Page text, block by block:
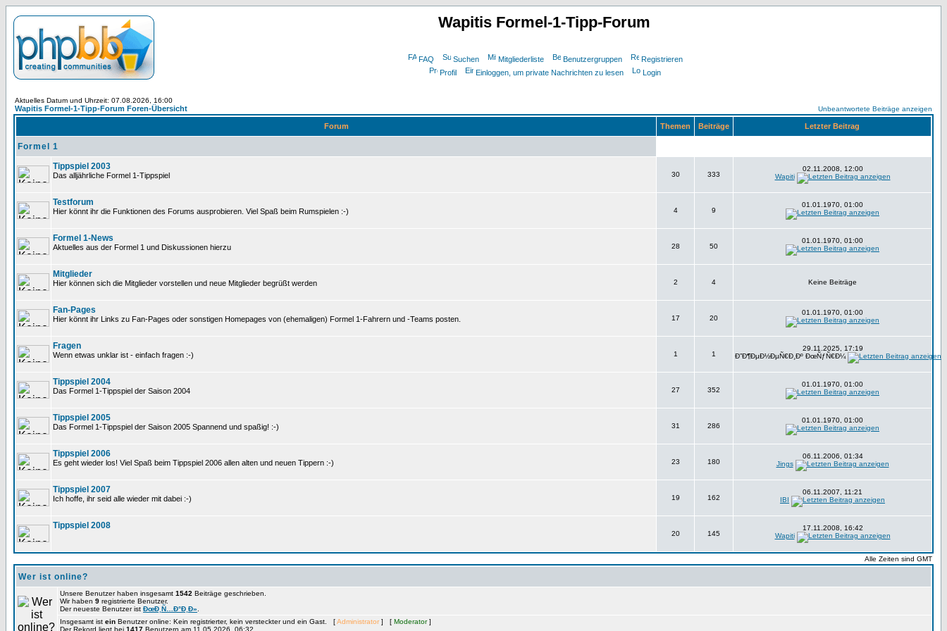
Wapitis Formel-1-Tipp-Forum
FAQ Suchen Mitgliederliste Benutzergruppen
Registrieren
Profil
Einloggen, um private Nachrichten zu lesen Login
Aktuelles Datum und Uhrzeit: 07.08.2026, 16:00
Wapitis Formel-1-Tipp-Forum Foren-Übersicht Unbeantwortete Beiträge anzeigen
Forum Themen Beiträge Letzter Beitrag
Formel 1
Tippspiel 2003
Das alljährliche Formel 1-Tippspiel 30 333
02.11.2008, 12:00
Wapiti
Testforum
Hier könnt ihr die Funktionen des Forums ausprobieren. Viel Spaß beim Rumspielen :-) 4 9
01.01.1970, 01:00
Formel 1-News
Aktuelles aus der Formel 1 und Diskussionen hierzu 28 50
01.01.1970, 01:00
Mitglieder
Hier können sich die Mitglieder vorstellen und neue Mitglieder begrüßt werden 2 4 Keine Beiträge
Fan-Pages
Hier könnt ihr Links zu Fan-Pages oder sonstigen Homepages von (ehemaligen) Formel 1-Fahrern und -Teams posten. 17 20
01.01.1970, 01:00
Fragen
Wenn etwas unklar ist - einfach fragen :-) 1 1
29.11.2025, 17:19
Ð”Ð¶ÐµÐ½ÐµÑ€Ð¸Ðº ÐœÑƒÑ€Ð¼
Tippspiel 2004
Das Formel 1-Tippspiel der Saison 2004 27 352
01.01.1970, 01:00
Tippspiel 2005
Das Formel 1-Tippspiel der Saison 2005 Spannend und spaßig! :-) 31 286
01.01.1970, 01:00
Tippspiel 2006
Es geht wieder los! Viel Spaß beim Tippspiel 2006 allen alten und neuen Tippern :-) 23 180
06.11.2006, 01:34
Jings
Tippspiel 2007
Ich hoffe, ihr seid alle wieder mit dabei :-) 19 162
06.11.2007, 11:21
IBI
Tippspiel 2008
20 145
17.11.2008, 16:42
Wapiti
Alle Zeiten sind GMT
Wer ist online?
Unsere Benutzer haben insgesamt 1542 Beiträge geschrieben.
Wir haben 9 registrierte Benutzer.
Der neueste Benutzer ist ÐœÐ¸Ñ…Ð°Ð¸Ð»
Insgesamt ist ein Benutzer online: Kein registrierter, kein versteckter und ein Gast. [Administrator ] [ Moderator]
Der Rekord liegt bei 1417 Benutzern am 11.05.2026, 06:32.